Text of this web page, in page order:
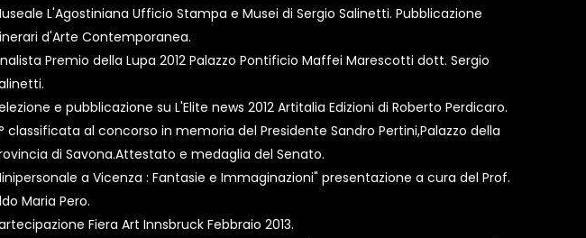
L'Agostiniana Ufficio Stampa e Musei di Sergio Salinetti. Pubblicazione
d'Arte Contemporanea.
Premio della Lupa 2012 Palazzo Pontificio Maffei Marescotti dott. Sergio
e pubblicazione su L'Elite news 2012 Artitalia Edizioni di Roberto Perdicaro.
classificata al concorso in memoria del Presidente Sandro Pertini,Palazzo della
di Savona.Attestato e medaglia del Senato.
a Vicenza : Fantasie e Immaginazioni" presentazione a cura del Prof.
Maria Pero.
Fiera Art Innsbruck Febbraio 2013.